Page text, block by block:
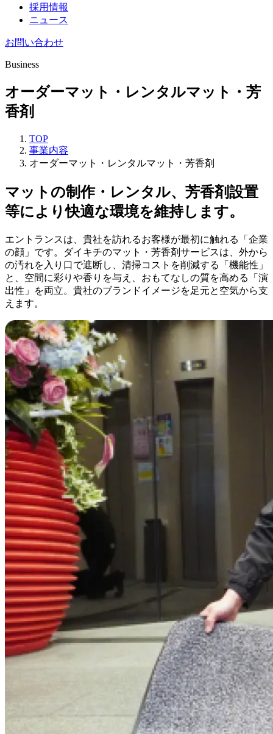
採用情報
ニュース
お問い合わせ
Business
オーダーマット・レンタルマット・芳
香剤
TOP
事業内容
オーダーマット・レンタルマット・芳香剤
マットの制作・レンタル、芳香剤設置
等により快適な環境を維持します。
エントランスは、貴社を訪れるお客様が最初に触れる「企業
の顔」です。ダイキチのマット・芳香剤サービスは、外から
の汚れを入り口で遮断し、清掃コストを削減する「機能性」
と、空間に彩りや香りを与え、おもてなしの質を高める「演
出性」を両立。貴社のブランドイメージを足元と空気から支
えます。